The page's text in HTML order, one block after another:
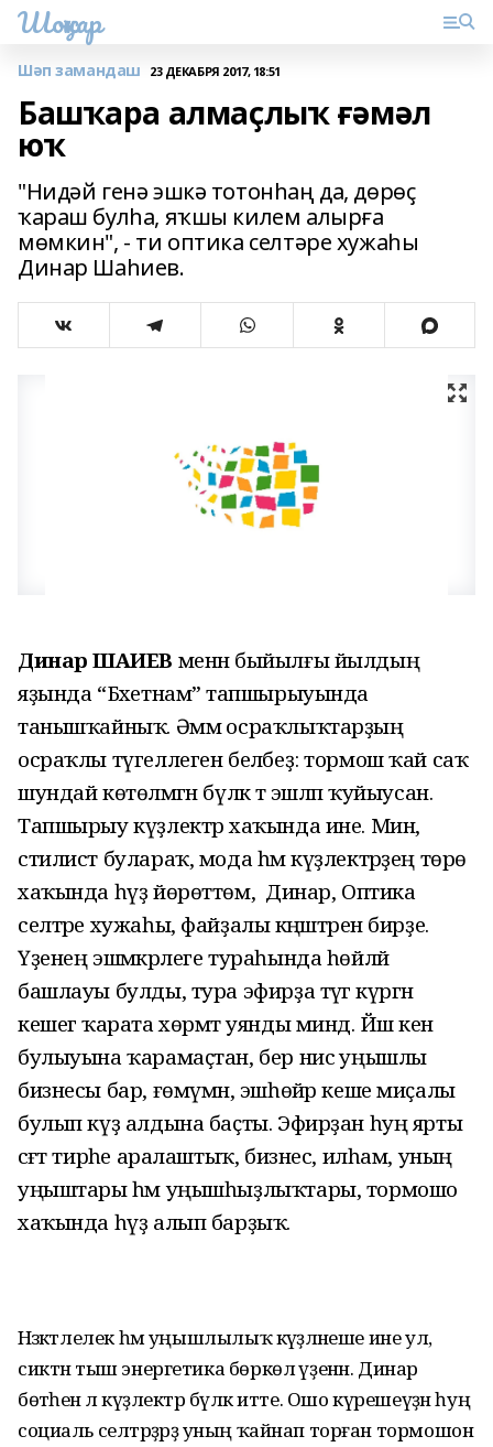
Шоңҡар
Шәп замандаш 23 ДЕКАБРЯ 2017, 18:51
Башҡара алмаҫлыҡ ғәмәл
юҡ
"Нидәй генә эшкә тотонһаң да, дөрөҫ
ҡараш булһа, яҡшы килем алырға
мөмкин", - ти оптика селтәре хужаһы
Динар Шаһиев.
Динар ШАҺИЕВ менән быйылғы йылдың
яҙында “Бәхетнамә” тапшырыуында
танышҡайныҡ. Әммә осраҡлыҡтарҙың
осраҡлы түгеллеген беләбеҙ: тормош ҡай саҡ
шундай көтөлмәгән бүләк тә эшләп ҡуйыусан.
Тапшырыу күҙлектәр хаҡында ине. Мин,
стилист булараҡ, мода һәм күҙлектәрҙең төрө
хаҡында һүҙ йөрөттөм, ә Динар, Оптика
селтәре хужаһы, файҙалы кәңәштәрен бирҙе.
Үҙенең эшмәкәрлеге тураһында һөйләй
башлауы булды, тура эфирҙа тәүгә күргән
кешегә ҡарата хөрмәт уянды миндә. Йәш кенә
булыуына ҡарамаҫтан, бер нисә уңышлы
бизнесы бар, ғөмүмән, эшһөйәр кеше миҫалы
булып күҙ алдына баҫты. Эфирҙан һуң ярты
сәғәт тирәһе аралаштыҡ, бизнес, илһам, уның
уңыштары һәм уңышһыҙлыҡтары, тормошо
хаҡында һүҙ алып барҙыҡ.
Нәзәкәтлелек һәм уңышлылыҡ кәүҙәләнеше ине ул,
сиктән тыш энергетика бөркөлә үҙенән. Динар
бөтәһенә лә күҙлектәр бүләк итте. Ошо күрешеүҙән һуң
социаль селтәрҙәрҙә уның ҡайнап торған тормошон